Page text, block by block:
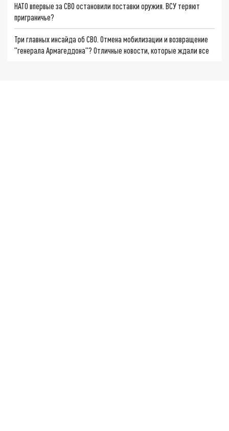
НАТО впервые за СВО остановили поставки оружия. ВСУ теряют
приграничье?
Три главных инсайда об СВО. Отмена мобилизации и возвращение
"генерала Армагеддона"? Отличные новости, которые ждали все